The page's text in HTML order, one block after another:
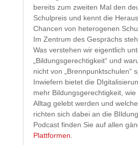
bereits zum zweiten Mal den
Schulpreis und kennt die
Chancen von heterogenen
Im Zentrum des Gesprächs
Was verstehen wir eigentlich
„Bildungsgerechtigkeit“ und
nicht von „Brennpunktschulen“
Inwiefern bietet die
mehr Bildungsgerechtigkeit, wie
Alltag gelebt werden und
richten sich dabei an die
Podcast finden Sie auf allen
Plattformen.